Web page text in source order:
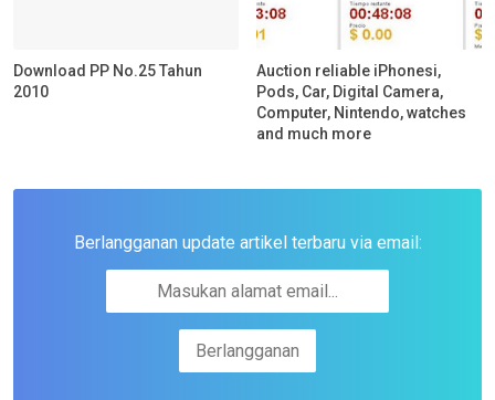
Download PP No.25 Tahun
2010
Auction reliable iPhonesi,
Pods, Car, Digital Camera,
Computer, Nintendo, watches
and much more
Berlangganan update artikel terbaru via email: